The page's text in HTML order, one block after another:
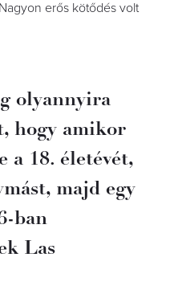
erős kötődés volt
olyannyira
hogy amikor
a 18. életévét,
majd egy
ban
Las